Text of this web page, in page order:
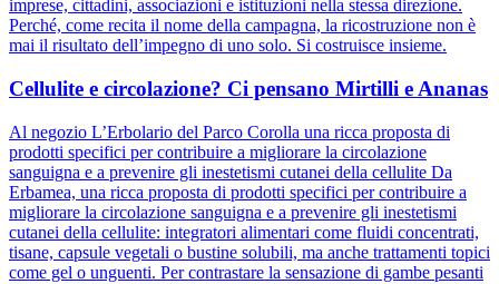
imprese, cittadini, associazioni e istituzioni nella stessa direzione.
Perché, come recita il nome della campagna, la ricostruzione non è
mai il risultato dell’impegno di uno solo. Si costruisce insieme.
Cellulite e circolazione? Ci pensano Mirtilli e Ananas
Al negozio L’Erbolario del Parco Corolla una ricca proposta di
prodotti specifici per contribuire a migliorare la circolazione
sanguigna e a prevenire gli inestetismi cutanei della cellulite Da
Erbamea, una ricca proposta di prodotti specifici per contribuire a
migliorare la circolazione sanguigna e a prevenire gli inestetismi
cutanei della cellulite: integratori alimentari come fluidi concentrati,
tisane, capsule vegetali o bustine solubili, ma anche trattamenti topici
come gel o unguenti. Per contrastare la sensazione di gambe pesanti